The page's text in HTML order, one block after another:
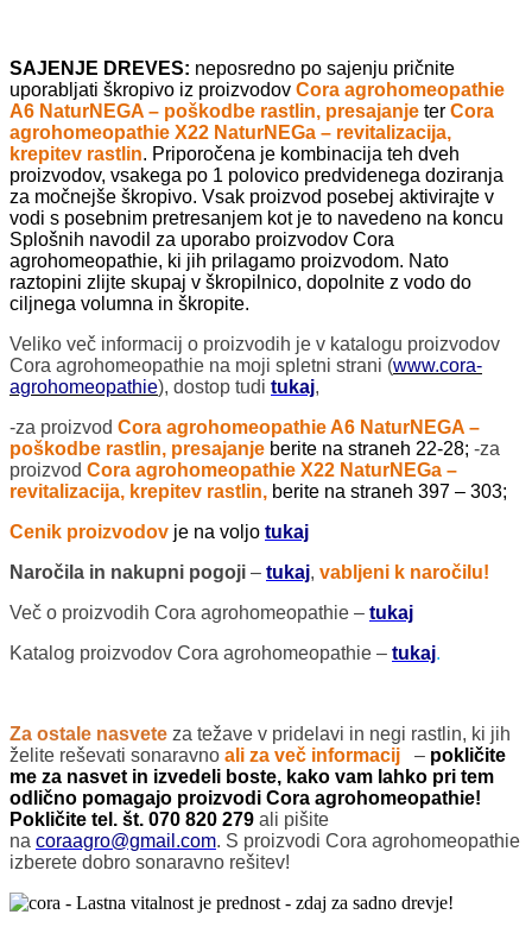
SAJENJE DREVES: neposredno po sajenju pričnite
uporabljati škropivo iz proizvodov Cora agrohomeopathie
A6 NaturNEGA – poškodbe rastlin, presajanje ter Cora
agrohomeopathie X22 NaturNEGa – revitalizacija,
krepitev rastlin. Priporočena je kombinacija teh dveh
proizvodov, vsakega po 1 polovico predvidenega doziranja
za močnejše škropivo. Vsak proizvod posebej aktivirajte v
vodi s posebnim pretresanjem kot je to navedeno na koncu
Splošnih navodil za uporabo proizvodov Cora
agrohomeopathie, ki jih prilagamo proizvodom. Nato
raztopini zlijte skupaj v škropilnico, dopolnite z vodo do
ciljnega volumna in škropite.
Veliko več informacij o proizvodih je v katalogu proizvodov
Cora agrohomeopathie na moji spletni strani (www.cora-
agrohomeopathie), dostop tudi tukaj,
-za proizvod Cora agrohomeopathie A6 NaturNEGA –
poškodbe rastlin, presajanje berite na straneh 22-28; -za
proizvod Cora agrohomeopathie X22 NaturNEGa –
revitalizacija, krepitev rastlin, berite na straneh 397 – 303;
Cenik proizvodov je na voljo tukaj
Naročila in nakupni pogoji – tukaj, vabljeni k naročilu!
Več o proizvodih Cora agrohomeopathie – tukaj
Katalog proizvodov Cora agrohomeopathie – tukaj.
Za ostale nasvete za težave v pridelavi in negi rastlin, ki jih
želite reševati sonaravno ali za več informacij – pokličite
me za nasvet in izvedeli boste, kako vam lahko pri tem
odlično pomagajo proizvodi Cora agrohomeopathie!
Pokličite tel. št. 070 820 279 ali pišite
na coraagro@gmail.com. S proizvodi Cora agrohomeopathie
izberete dobro sonaravno rešitev!